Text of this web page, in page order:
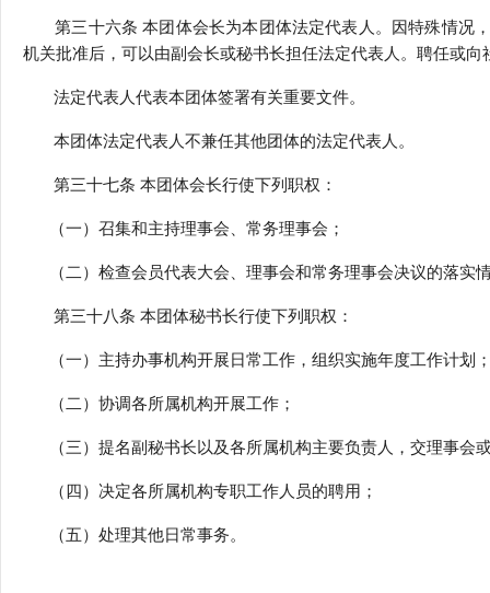
第三十六条 本团体会长为本团体法定代表人。因特殊情况
机关批准后，可以由副会长或秘书长担任法定代表人。聘任或
法定代表人代表本团体签署有关重要文件。
本团体法定代表人不兼任其他团体的法定代表人。
第三十七条 本团体会长行使下列职权：
（一）召集和主持理事会、常务理事会；
（二）检查会员代表大会、理事会和常务理事会决议的落实
第三十八条 本团体秘书长行使下列职权：
（一）主持办事机构开展日常工作，组织实施年度工作计划
（二）协调各所属机构开展工作；
（三）提名副秘书长以及各所属机构主要负责人，交理事会
（四）决定各所属机构专职工作人员的聘用；
（五）处理其他日常事务。